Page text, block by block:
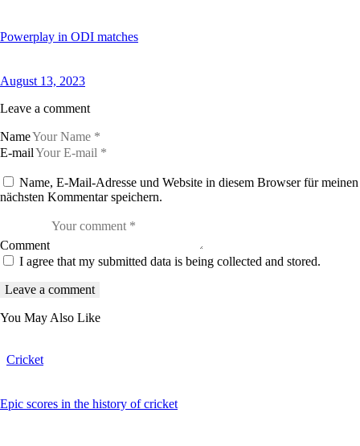
Powerplay in ODI matches
August 13, 2023
Leave a comment
Name
E-mail
Name, E-Mail-Adresse und Website in diesem Browser für meinen
nächsten Kommentar speichern.
Comment
I agree that my submitted data is being collected and stored.
You May Also Like
Cricket
Epic scores in the history of cricket